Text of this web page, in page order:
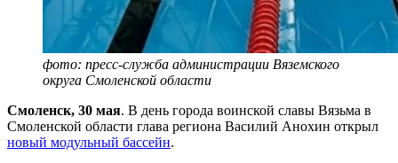
фото: пресс-служба администрации Вяземского
округа Смоленской области
Смоленск, 30 мая. В день города воинской славы Вязьма в
Смоленской области глава региона Василий Анохин открыл
новый модульный бассейн.